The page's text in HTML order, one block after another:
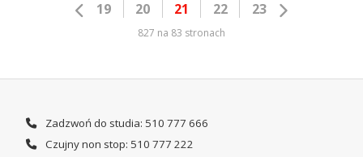
19 20 21 22 23
827 na 83 stronach
Zadzwoń do studia: 510 777 666
Czujny non stop: 510 777 222